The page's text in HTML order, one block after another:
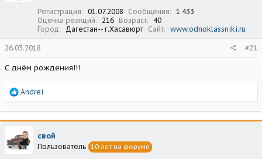
л
а
Регистрация 01.07.2008 Сообщения
1 433
Оценка реакций
216 Возраст
40
Город
Дагестан-- г.Хасавюрт Сайт www.odnoklassniki.ru
26.03.2018 #21
С днём рождения!!!
Р
а
к
ц
и
и
Andrei
свой
Пользователь 10 лет на форуме